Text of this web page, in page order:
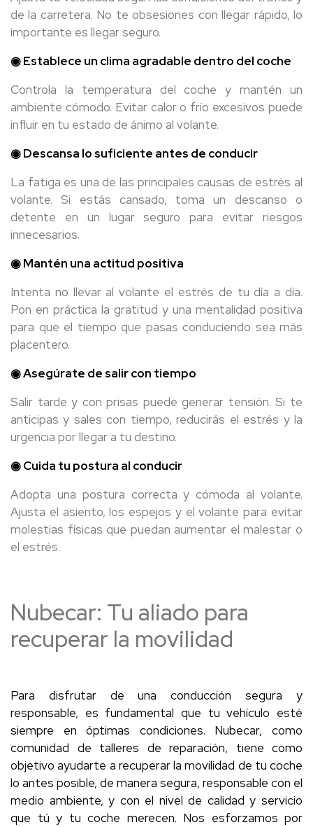
de la carretera. No te obsesiones con llegar rápido, lo
importante es llegar seguro.
◉ Establece un clima agradable dentro del coche
Controla la temperatura del coche y mantén un
ambiente cómodo. Evitar calor o frío excesivos puede
influir en tu estado de ánimo al volante.
◉ Descansa lo suficiente antes de conducir
La fatiga es una de las principales causas de estrés al
volante. Si estás cansado, toma un descanso o
detente en un lugar seguro para evitar riesgos
innecesarios.
◉ Mantén una actitud positiva
Intenta no llevar al volante el estrés de tu día a día.
Pon en práctica la gratitud y una mentalidad positiva
para que el tiempo que pasas conduciendo sea más
placentero.
◉ Asegúrate de salir con tiempo
Salir tarde y con prisas puede generar tensión. Si te
anticipas y sales con tiempo, reducirás el estrés y la
urgencia por llegar a tu destino.
◉ Cuida tu postura al conducir
Adopta una postura correcta y cómoda al volante.
Ajusta el asiento, los espejos y el volante para evitar
molestias físicas que puedan aumentar el malestar o
el estrés.
Nubecar: Tu aliado para
recuperar la movilidad
Para disfrutar de una conducción segura y
responsable, es fundamental que tu vehículo esté
siempre en óptimas condiciones. Nubecar, como
comunidad de talleres de reparación, tiene como
objetivo ayudarte a recuperar la movilidad de tu coche
lo antes posible, de manera segura, responsable con el
medio ambiente, y con el nivel de calidad y servicio
que tú y tu coche merecen. Nos esforzamos por